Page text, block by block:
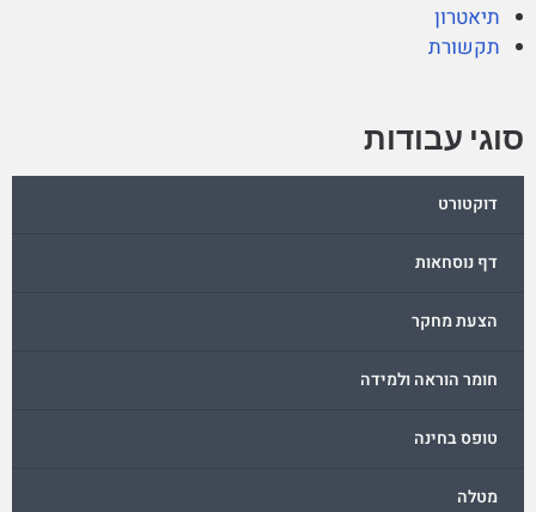
תיאטרון
תקשורת
סוגי עבודות
דוקטורט
דף נוסחאות
הצעת מחקר
חומר הוראה ולמידה
טופס בחינה
מטלה